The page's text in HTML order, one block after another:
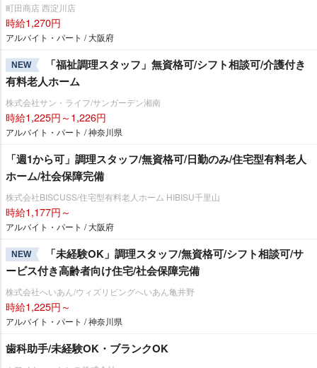
町田商店 西淀川店
時給1,270円
アルバイト・パート / 大阪府
NEW
「福祉調理スタッフ」無資格可/シフト相談可/介護付き
有料老人ホーム
株式会社サン・ライフ/サンガーデン湘南
時給1,225円～1,226円
アルバイト・パート / 神奈川県
「週1から可」調理スタッフ/無資格可/日勤のみ/住宅型有料老人
ホーム/社会保障完備
株式会社BISCUSS/住宅型有料老人ホーム HIBISU千里山
時給1,177円～
アルバイト・パート / 大阪府
NEW
「未経験OK」調理スタッフ/無資格可/シフト相談可/サ
ービス付き高齢者向け住宅/社会保障完備
株式会社へいあん/ウィズリビングへいあん亀井野
時給1,225円～
アルバイト・パート / 神奈川県
歯科助手/未経験OK・ブランクOK